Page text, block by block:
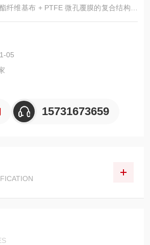
纤维基布 + PTFE 微孔覆膜的复合结构，
级），适配脉冲喷吹除尘器、斜插式除
等工况，以下是结构化产品详情（适配 B2
参考）。
05
15731673659